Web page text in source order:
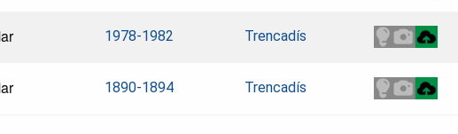
1978-1982 Trencadís
1890-1894 Trencadís